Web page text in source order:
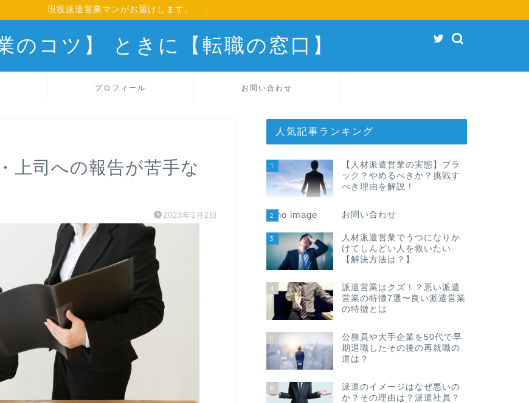
現役派遣営業マンがお届けします。
のコツ】 ときに【転職の窓口】
プロフィール お問い合わせ
上司への報告が苦手な
2023年1月2日
人気記事ランキング
1
【人材派遣営業の実態】ブラ
ック？やめるべきか？挑戦す
べき理由を解説！
2 お問い合わせ
3
人材派遣営業でうつになりか
けてしんどい人を救いたい
【解決方法は？】
4
派遣営業はクズ！？悪い派遣
営業の特徴7選〜良い派遣営業
の特徴とは
5
公務員や大手企業を50代で早
期退職したその後の再就職の
道は？
6
派遣のイメージはなぜ悪いの
か？その理由は？派遣社員？